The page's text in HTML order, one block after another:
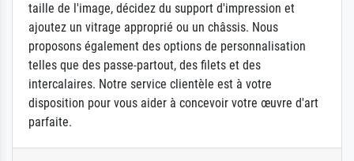
taille de l'image, décidez du support d'impression et
ajoutez un vitrage approprié ou un châssis. Nous
proposons également des options de personnalisation
telles que des passe-partout, des filets et des
intercalaires. Notre service clientèle est à votre
disposition pour vous aider à concevoir votre œuvre d'art
parfaite.